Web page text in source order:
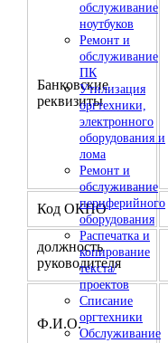
обслуживание
ноутбуков
Ремонт и
обслуживание
ПК
Утилизация
оргтехники,
электронного
оборудования и
лома
Ремонт и
обслуживание
периферийного
оборудования
Распечатка и
копирование
текста/
проектов
Списание
оргтехники
Обслуживание
Банковские
реквизиты
Код ОКПО
должность
руководителя
Ф.И.О.